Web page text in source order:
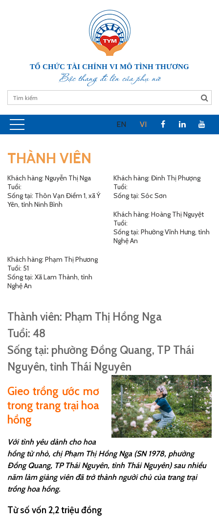
TỔ CHỨC TÀI CHÍNH VI MÔ TÌNH THƯƠNG
Bậc thang đi lên của phụ nữ
EN VI
THÀNH VIÊN
Khách hàng: Nguyễn Thị Nga
Tuổi:
Sống tại: Thôn Vạn Điểm 1, xã Ý
Yên, tỉnh Ninh Bình
Khách hàng: Đinh Thị Phượng
Tuổi:
Sống tại: Sóc Sơn
Khách hàng: Hoàng Thị Nguyệt
Tuổi:
Sống tại: Phường Vĩnh Hưng, tỉnh
Nghệ An
Khách hàng: Phạm Thị Phương
Tuổi: 51
Sống tại: Xã Lam Thành, tỉnh
Nghệ An
Thành viên: Phạm Thị Hồng Nga
Tuổi: 48
Sống tại: phường Đồng Quang, TP Thái
Nguyên, tỉnh Thái Nguyên
Gieo trồng ước mơ
trong trang trại hoa
hồng
Với tình yêu dành cho hoa
hồng từ nhỏ, chị Phạm Thị Hồng Nga (SN 1978, phường
Đồng Quang, TP Thái Nguyên, tỉnh Thái Nguyên) sau nhiều
năm làm giảng viên đã trở thành người chủ của trang trại
trồng hoa hồng.
Từ số vốn 2,2 triệu đồng